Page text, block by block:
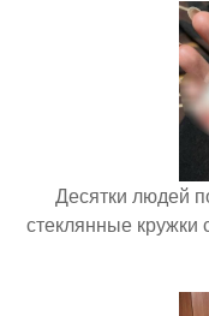
Десятки людей
стеклянные